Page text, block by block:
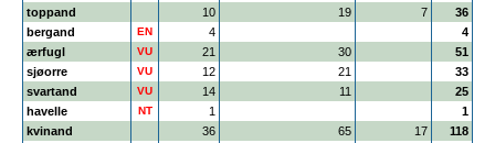
toppand
10 19 7
36
bergand
EN 4
4
ærfugl
VU 21 30
51
sjøorre
VU 12 21
33
svartand
VU 14 11
25
havelle
NT 1
1
kvinand
36 65 17 118